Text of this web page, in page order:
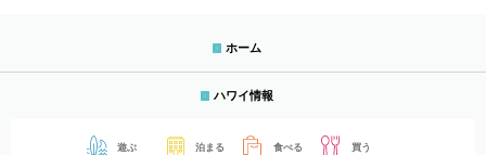
ホーム
ハワイ情報
遊ぶ 泊まる 食べる 買う